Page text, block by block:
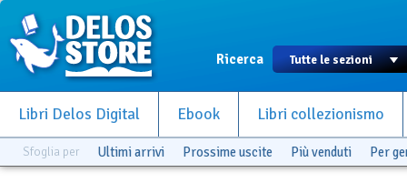
Ricerca
Libri Delos Digital Ebook Libri collezionismo
Sfoglia per Ultimi arrivi Prossime uscite Più venduti Per